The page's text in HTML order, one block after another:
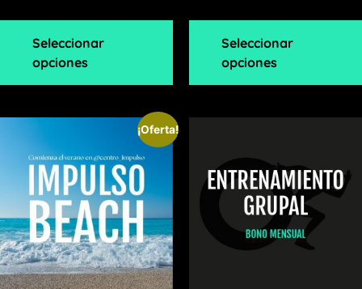
Seleccionar
opciones
Seleccionar
opciones
¡Oferta!